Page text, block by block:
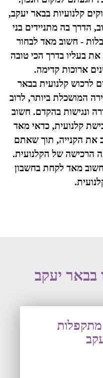
קלנועיות בבאר יעקב,
הדרך בה מתניידים בני
- חשוב מאד לבחור
את בעליו בדרך הכי טובה
ארוכות קדימה.
לרכוש קלנועית בבאר
המושכלת ביותר, לרוב
ונגישות בהקדם. חשוב
קלנועית, כדאי מאד
את הקנייה, תוך שאתם
הרכישה של הקלנועית.
מאד לקחת בחשבון
בבאר יעקב
מתקפלות